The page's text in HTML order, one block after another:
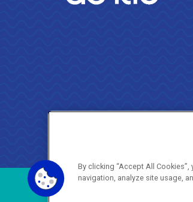
By clicking “Accept All
navigation, analyze site usage,